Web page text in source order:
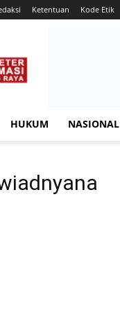
Ketentuan Kode Etik
HUKUM NASIONAL